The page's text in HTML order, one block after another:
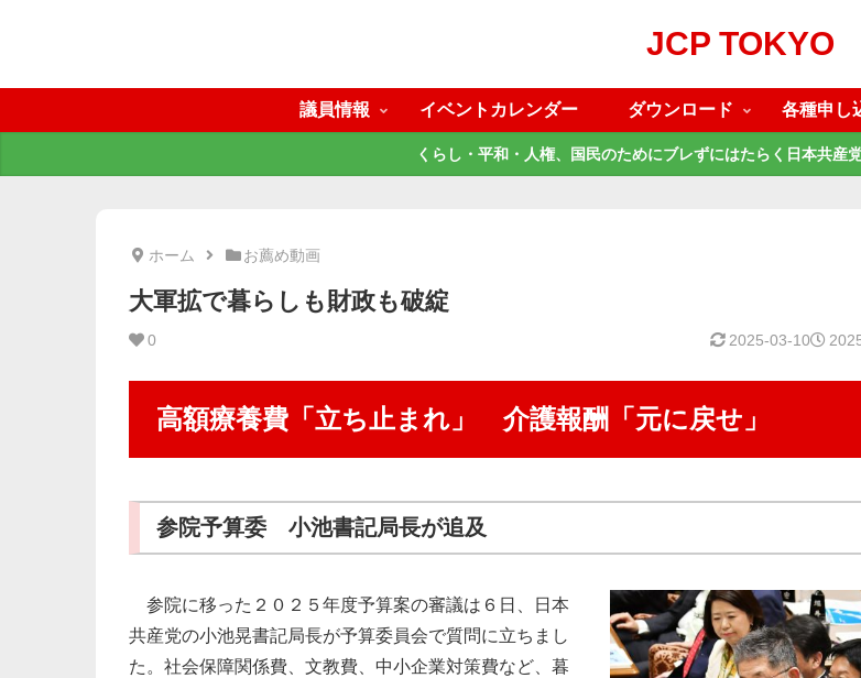
JCP TOKYO
議員情報 イベントカレンダー ダウンロード 各種申し
くらし・平和・人権、国民のためにブレずにはたらく日本共産
ホーム お薦め動画
大軍拡で暮らしも財政も破綻
0 2025-03-10
高額療養費「立ち止まれ」 介護報酬「元に戻せ」
参院予算委 小池書記局長が追及
参院に移った２０２５年度予算案の審議は６日、日本
共産党の小池晃書記局長が予算委員会で質問に立ちまし
た。社会保障関係費、文教費、中小企業対策費など、暮